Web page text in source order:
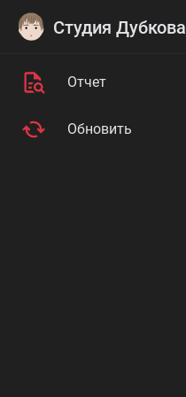
Студия Дубкова
Отчет
Обновить